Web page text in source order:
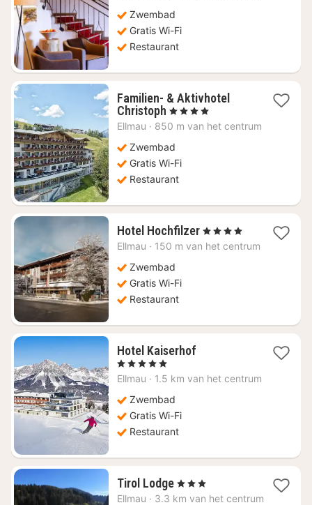
Zwembad
Gratis Wi-Fi
Restaurant
Familien- & Aktivhotel
Christoph 4
nachten
€
366,55
, 4 Sterren
Ellmau · 850 m van het centrum
Zwembad
Gratis Wi-Fi
Restaurant
Hotel Hochfilzer4
nachten
, 4 Sterren
Ellmau · 150 m van het centrum
Zwembad
Gratis Wi-Fi
Restaurant
Hotel Kaiserhof4
vanaf
, 5 Sterren
Ellmau · 1.5 km van het centrum
Zwembad
Gratis Wi-Fi
Restaurant
Tirol Lodge4
nachten
, 3 Sterren
Ellmau · 3.3 km van het centrum